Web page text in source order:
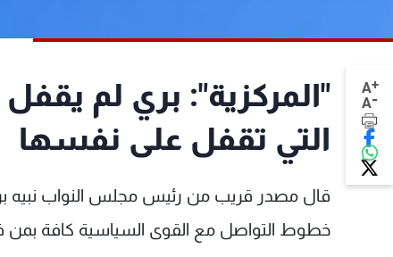
A+
A-
"المركزية": بري لم
التي تقفل على نفسها
قال مصدر قريب من رئيس مجلس النواب نبيه